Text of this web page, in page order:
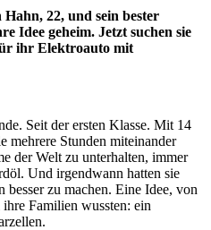
22, und sein bester
Idee geheim. Jetzt suchen sie
ihr Elektroauto mit
Seit der ersten Klasse. Mit 14
mehrere Stunden miteinander
der Welt zu unterhalten, immer
Und irgendwann hatten sie
besser zu machen. Eine Idee, von
Familien wussten: ein